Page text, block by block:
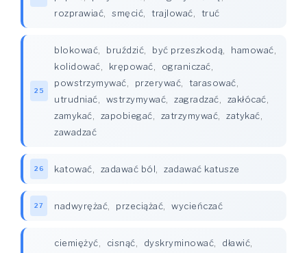
rozprawiać, smęcić, trajlować, truć
25
blokować, bruździć, być przeszkodą, hamować,
kolidować, krępować, ograniczać,
powstrzymywać, przerywać, tarasować,
utrudniać, wstrzymywać, zagradzać, zakłócać,
zamykać, zapobiegać, zatrzymywać, zatykać,
zawadzać
26 katować, zadawać ból, zadawać katusze
27 nadwyrężać, przeciążać, wycieńczać
ciemiężyć, cisnąć, dyskryminować, dławić,